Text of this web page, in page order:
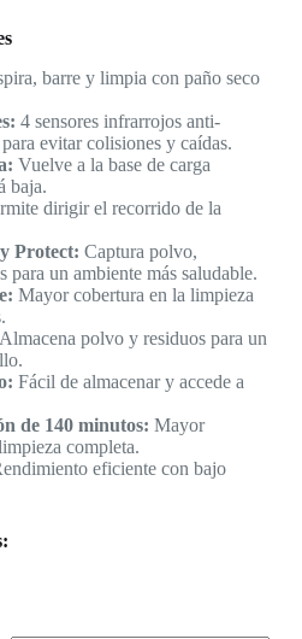
barre y limpia con paño seco
4 sensores infrarrojos anti-
evitar colisiones y caídas.
Vuelve a la base de carga
baja.
dirigir el recorrido de la
Protect: Captura polvo,
para un ambiente más saludable.
Mayor cobertura en la limpieza
Almacena polvo y residuos para un
Fácil de almacenar y accede a
de 140 minutos: Mayor
completa.
eficiente con bajo